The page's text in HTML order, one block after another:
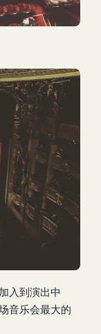
入到演出中
音乐会最大的